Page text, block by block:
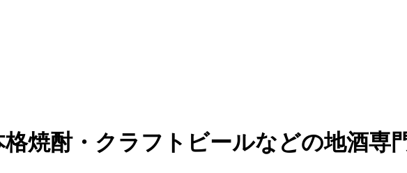
格焼酎・クラフトビールなどの地酒専